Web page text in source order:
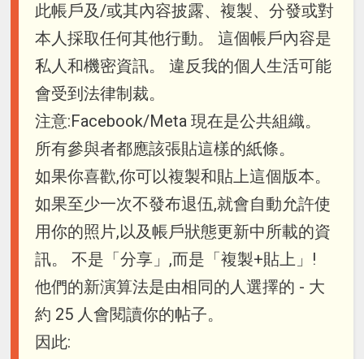
此帳戶及/或其內容披露、複製、分發或對
本人採取任何其他行動。 這個帳戶內容是
私人和機密資訊。 違反我的個人生活可能
會受到法律制裁。
注意:Facebook/Meta 現在是公共組織。
所有參與者都應該張貼這樣的紙條。
如果你喜歡,你可以複製和貼上這個版本。
如果至少一次不發布退伍,就會自動允許使
用你的照片,以及帳戶狀態更新中所載的資
訊。 不是「分享」,而是「複製+貼上」!
他們的新演算法是由相同的人選擇的 - 大
約 25 人會閱讀你的帖子。
因此: